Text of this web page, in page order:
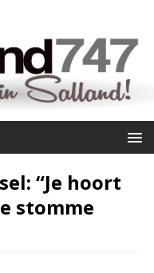
“Je hoort
stomme